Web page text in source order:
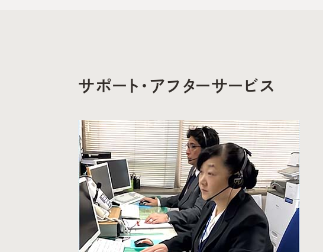
サポート・アフターサービス